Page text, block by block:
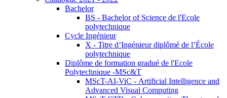
Bachelor
BS - Bachelor of Science de l'Ecole
polytechnique
Cycle Ingénieur
X - Titre d’Ingénieur diplômé de l’École
polytechnique
Diplôme de formation gradué de l'Ecole
Polytechnique -MSc&T
MScT-AI-ViC - Artificial Intelligence and
Advanced Visual Computing